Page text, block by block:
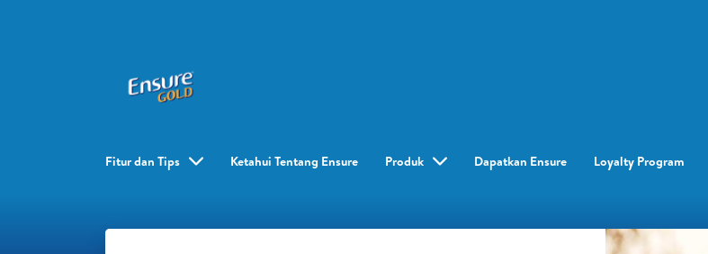
Fitur dan Tips Ketahui Tentang Ensure Produk Dapatkan Ensure Loyalty Program​